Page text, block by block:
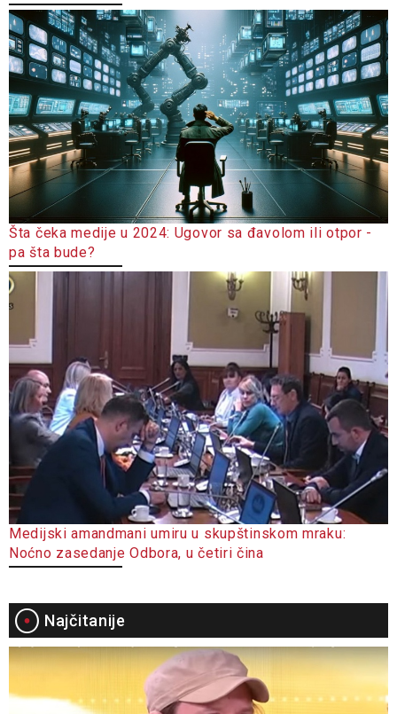
Šta čeka medije u 2024: Ugovor sa đavolom ili otpor -
pa šta bude?
Medijski amandmani umiru u skupštinskom mraku:
Noćno zasedanje Odbora, u četiri čina
Najčitanije